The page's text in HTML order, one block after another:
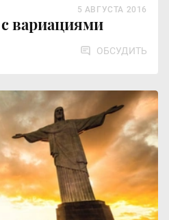
вариациями
5 АВГУСТА 2016
ОБСУДИТЬ